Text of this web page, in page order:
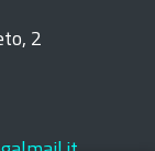
2